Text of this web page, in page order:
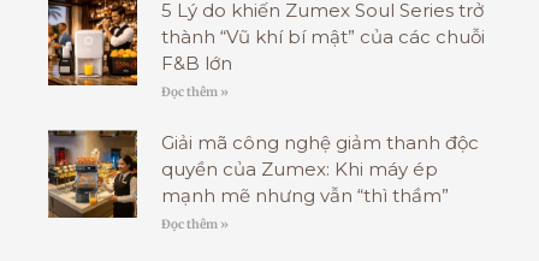
5 Lý do khiến Zumex Soul Series trở
thành “Vũ khí bí mật” của các chuỗi
F&B lớn
Đọc thêm »
Giải mã công nghệ giảm thanh độc
quyền của Zumex: Khi máy ép
mạnh mẽ nhưng vẫn “thì thầm”
Đọc thêm »